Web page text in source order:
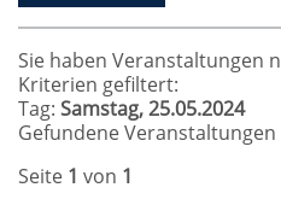
Sie haben Veranstaltungen
Kriterien gefiltert:
Tag: Samstag, 25.05.2024
Gefundene Veranstaltungen
Seite 1 von 1